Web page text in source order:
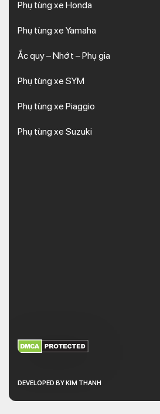
Phụ tùng xe Honda
Phụ tùng xe Yamaha
Ắc quy – Nhớt – Phụ gia
Phụ tùng xe SYM
Phụ tùng xe Piaggio
Phụ tùng xe Suzuki
DEVELOPED BY KIM THANH
XEM THÊM